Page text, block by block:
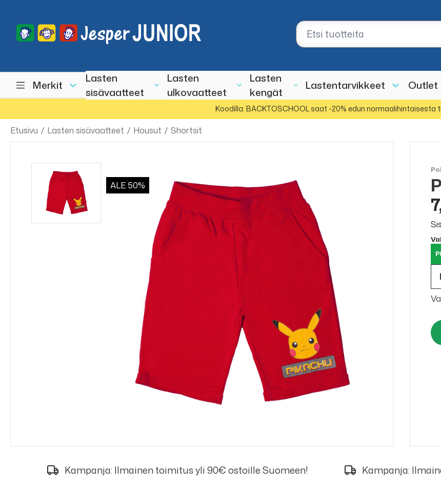
Merkit
Lasten
sisävaatteet
Lasten
ulkovaatteet
Lasten
kengät
Lastentarvikkeet Outlet
Koodilla: BACKTOSCHOOL saat -20% edun normaalihintaisesta
Etusivu / Lasten sisävaatteet / Housut / Shortsit
ALE 50%
Kampanja: Ilmainen toimitus yli 90€ ostoille Suomeen! Kampanja: